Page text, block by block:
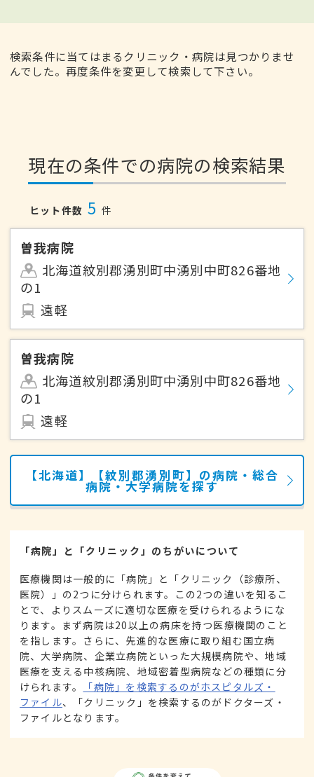
検索条件に当てはまるクリニック・病院は見つかりませ
んでした。再度条件を変更して検索して下さい。
現在の条件での病院の検索結果
ヒット件数 5 件
曽我病院
北海道紋別郡湧別町中湧別中町826番地
の1
遠軽
曽我病院
北海道紋別郡湧別町中湧別中町826番地
の1
遠軽
【北海道】【紋別郡湧別町】の病院・総合
病院・大学病院を探す
「病院」と「クリニック」のちがいについて
医療機関は一般的に「病院」と「クリニック（診療所、
医院）」の2つに分けられます。この2つの違いを知るこ
とで、よりスムーズに適切な医療を受けられるようにな
ります。まず病院は20以上の病床を持つ医療機関のこと
を指します。さらに、先進的な医療に取り組む国立病
院、大学病院、企業立病院といった大規模病院や、地域
医療を支える中核病院、地域密着型病院などの種類に分
けられます。
「病院」を検索するのがホスピタルズ・
ファイル、「クリニック」を検索するのがドクターズ・
ファイルとなります。